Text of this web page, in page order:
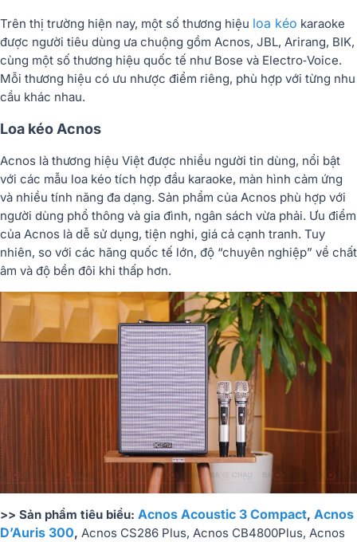
Trên thị trường hiện nay, một số thương hiệu loa kéo karaoke
được người tiêu dùng ưa chuộng gồm Acnos, JBL, Arirang, BIK,
cùng một số thương hiệu quốc tế như Bose và Electro‑Voice.
Mỗi thương hiệu có ưu nhược điểm riêng, phù hợp với từng nhu
cầu khác nhau.
Loa kéo Acnos
Acnos là thương hiệu Việt được nhiều người tin dùng, nổi bật
với các mẫu loa kéo tích hợp đầu karaoke, màn hình cảm ứng
và nhiều tính năng đa dạng. Sản phẩm của Acnos phù hợp với
người dùng phổ thông và gia đình, ngân sách vừa phải. Ưu điểm
của Acnos là dễ sử dụng, tiện nghi, giá cả cạnh tranh. Tuy
nhiên, so với các hãng quốc tế lớn, độ “chuyên nghiệp” về chất
âm và độ bền đôi khi thấp hơn.
>> Sản phẩm tiêu biểu: Acnos Acoustic 3 Compact, Acnos
D’Auris 300, Acnos CS286 Plus, Acnos CB4800Plus, Acnos